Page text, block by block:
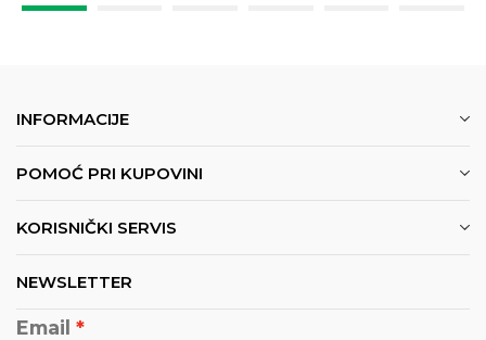
INFORMACIJE
POMOĆ PRI KUPOVINI
KORISNIČKI SERVIS
NEWSLETTER
Email